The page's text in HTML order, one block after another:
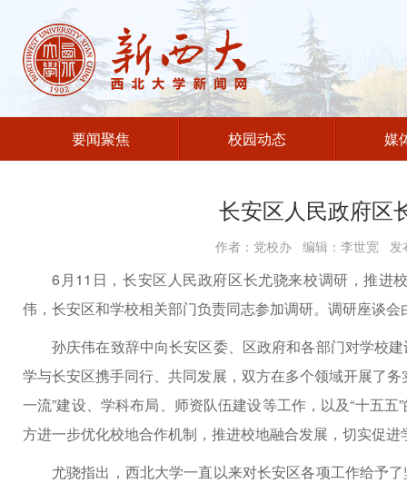
要闻聚焦 校园动态 媒
长安区人民政府区
作者：党校办 编辑：李世宽
6月11日，长安区人民政府区长尤骁来校调研，推进
伟，长安区和学校相关部门负责同志参加调研。调研座谈
孙庆伟在致辞中向长安区委、区政府和各部门对学校
学与长安区携手同行、共同发展，双方在多个领域开展了
一流”建设、学科布局、师资队伍建设等工作，以及“十五
方进一步优化校地合作机制，推进校地融合发展，切实促进
尤骁指出，西北大学一直以来对长安区各项工作给予